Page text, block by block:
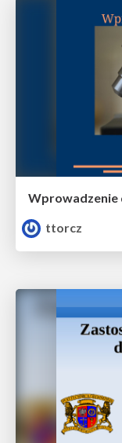
Wprowadzenie
ttorcz